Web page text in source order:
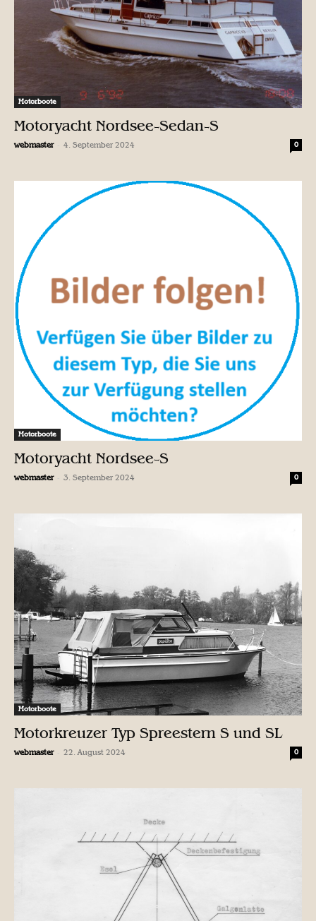
Motorboote
Motoryacht Nordsee-Sedan-S
webmaster 4. September 2024 0
Motorboote
Motoryacht Nordsee-S
webmaster 3. September 2024 0
Motorboote
Motorkreuzer Typ Spreestern S und SL
webmaster 22. August 2024 0